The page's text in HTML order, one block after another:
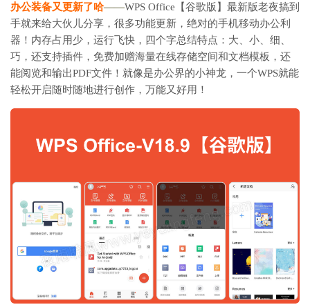
办公装备又更新了哈——WPS Office【谷歌版】最新版老夜搞到
手就来给大伙儿分享，很多功能更新，绝对的手机移动办公利
器！内存占用少，运行飞快，四个字总结特点：大、小、细、
巧，还支持插件，免费加赠海量在线存储空间和文档模板，还
能阅览和输出PDF文件！就像是办公界的小神龙，一个WPS就能
轻松开启随时随地进行创作，万能又好用！